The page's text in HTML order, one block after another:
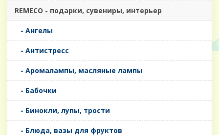
REMECO - подарки, сувениры, интерьер
- Ангелы
- Антистресс
- Аромалампы, масляные лампы
- Бабочки
- Бинокли, лупы, трости
- Блюда, вазы для фруктов